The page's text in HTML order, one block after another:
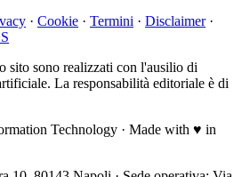
· Cookie · Termini · Disclaimer ·
sito sono realizzati con l'ausilio di
La responsabilità editoriale è di
Technology · Made with ♥ in